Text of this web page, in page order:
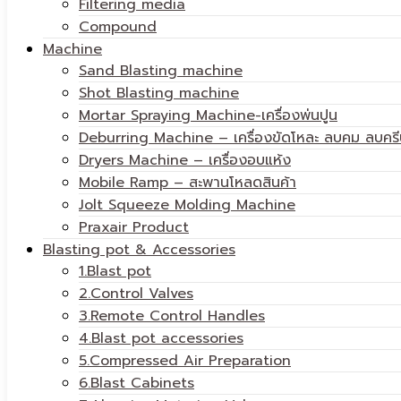
Filtering media
Compound
Machine
Sand Blasting machine
Shot Blasting machine
Mortar Spraying Machine-เครื่องพ่นปูน
Deburring Machine – เครื่องขัดโหละ ลบคม ลบค
Dryers Machine – เครื่องอบแห้ง
Mobile Ramp – สะพานโหลดสินค้า
Jolt Squeeze Molding Machine
Praxair Product
Blasting pot & Accessories
1.Blast pot
2.Control Valves
3.Remote Control Handles
4.Blast pot accessories
5.Compressed Air Preparation
6.Blast Cabinets